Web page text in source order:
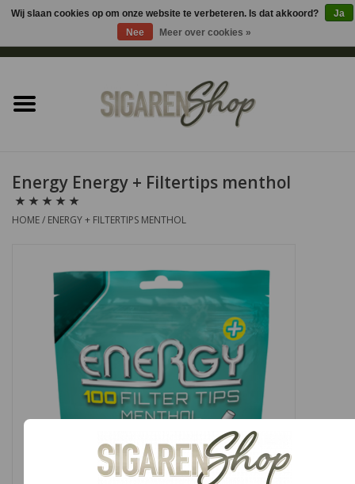
Sigaren accessoires
Shag accessoires
Headshop
Energy Energy + Filtertips menthol
HOME/ ENERGY + FILTERTIPS MENTHOL
Wij slaan cookies op om onze website te verbeteren. Is dat akkoord?
Ja
Nee
Meer over cookies »